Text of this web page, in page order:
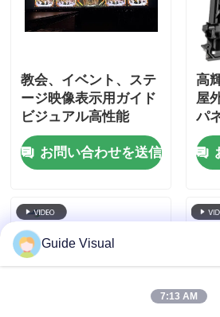
教会、イベント、ステ
ージ映像表示用ガイド
ビジュアル高性能
P3.91 LEDスクリーン
パネルお問い合わせを送信
高
屋
パ
プ
広
Guide Visual
7:13 AM